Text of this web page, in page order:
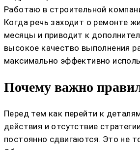
Работаю в строительной
Когда речь заходит о ремонте
месяцы и приводит к
высокое качество выполнения
максимально эффективно
Почему важно
Перед тем как перейти к
действия и отсутствие
постоянно сдвигаются. Это не